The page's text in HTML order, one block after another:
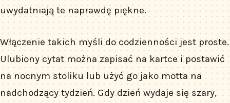
uwydatniają te naprawdę piękne.
Włączenie takich myśli do codzienności jest proste.
Ulubiony cytat można zapisać na kartce i postawić
na nocnym stoliku lub użyć go jako motta na
nadchodzący tydzień. Gdy dzień wydaje się szary,